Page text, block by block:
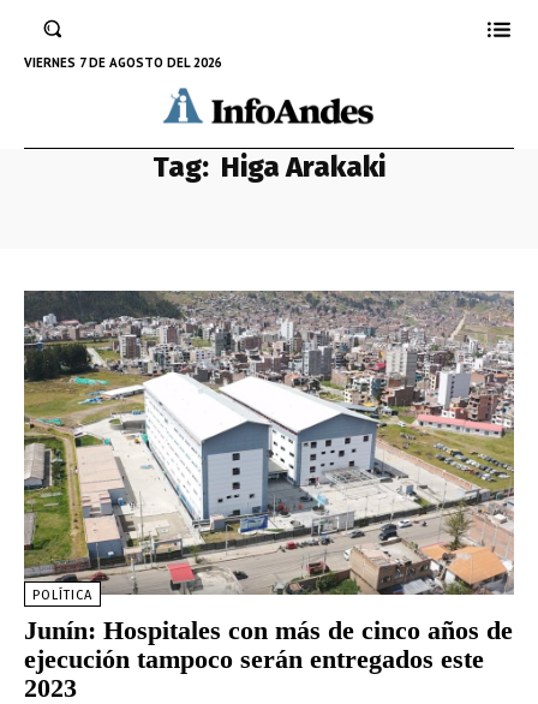
VIERNES 7 DE AGOSTO DEL 2026
Tag: Higa Arakaki
POLÍTICA
Junín: Hospitales con más de cinco años de
ejecución tampoco serán entregados este
2023